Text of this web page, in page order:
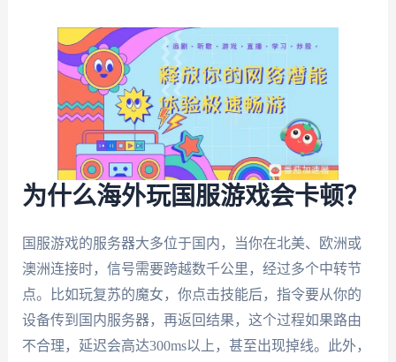
为什么海外玩国服游戏会卡顿？
国服游戏的服务器大多位于国内，当你在北美、欧洲或
澳洲连接时，信号需要跨越数千公里，经过多个中转节
点。比如玩复苏的魔女，你点击技能后，指令要从你的
设备传到国内服务器，再返回结果，这个过程如果路由
不合理，延迟会高达300ms以上，甚至出现掉线。此外，